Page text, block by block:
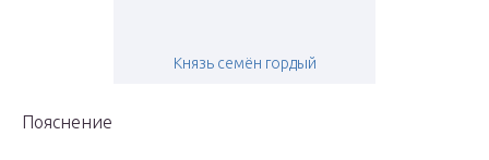
Князь семён гордый
Пояснение